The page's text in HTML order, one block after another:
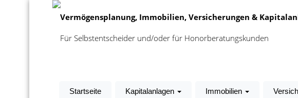
Vermögensplanung, Immobilien, Versicherungen &
Für Selbstentscheider und/oder für Honorberatungskunden
Startseite Kapitalanlagen Immobilien